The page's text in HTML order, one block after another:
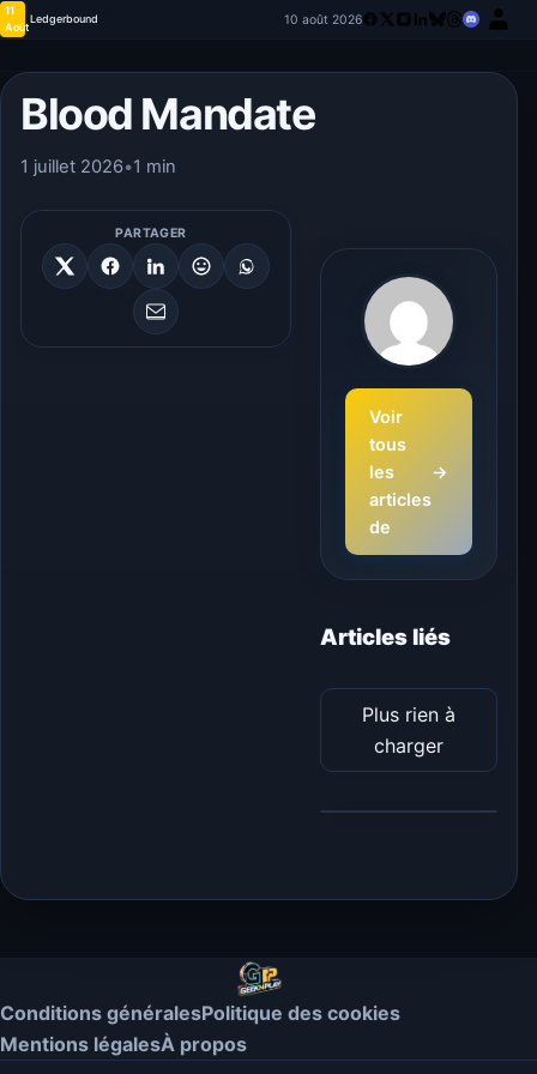
11
Août
Ledgerbound 10 août 2026
Blood Mandate
1 juillet 2026•1 min
PARTAGER
Voir
tous
les
articles
de
→
Articles liés
Plus rien à
charger
Conditions généralesPolitique des cookies
Mentions légalesÀ propos